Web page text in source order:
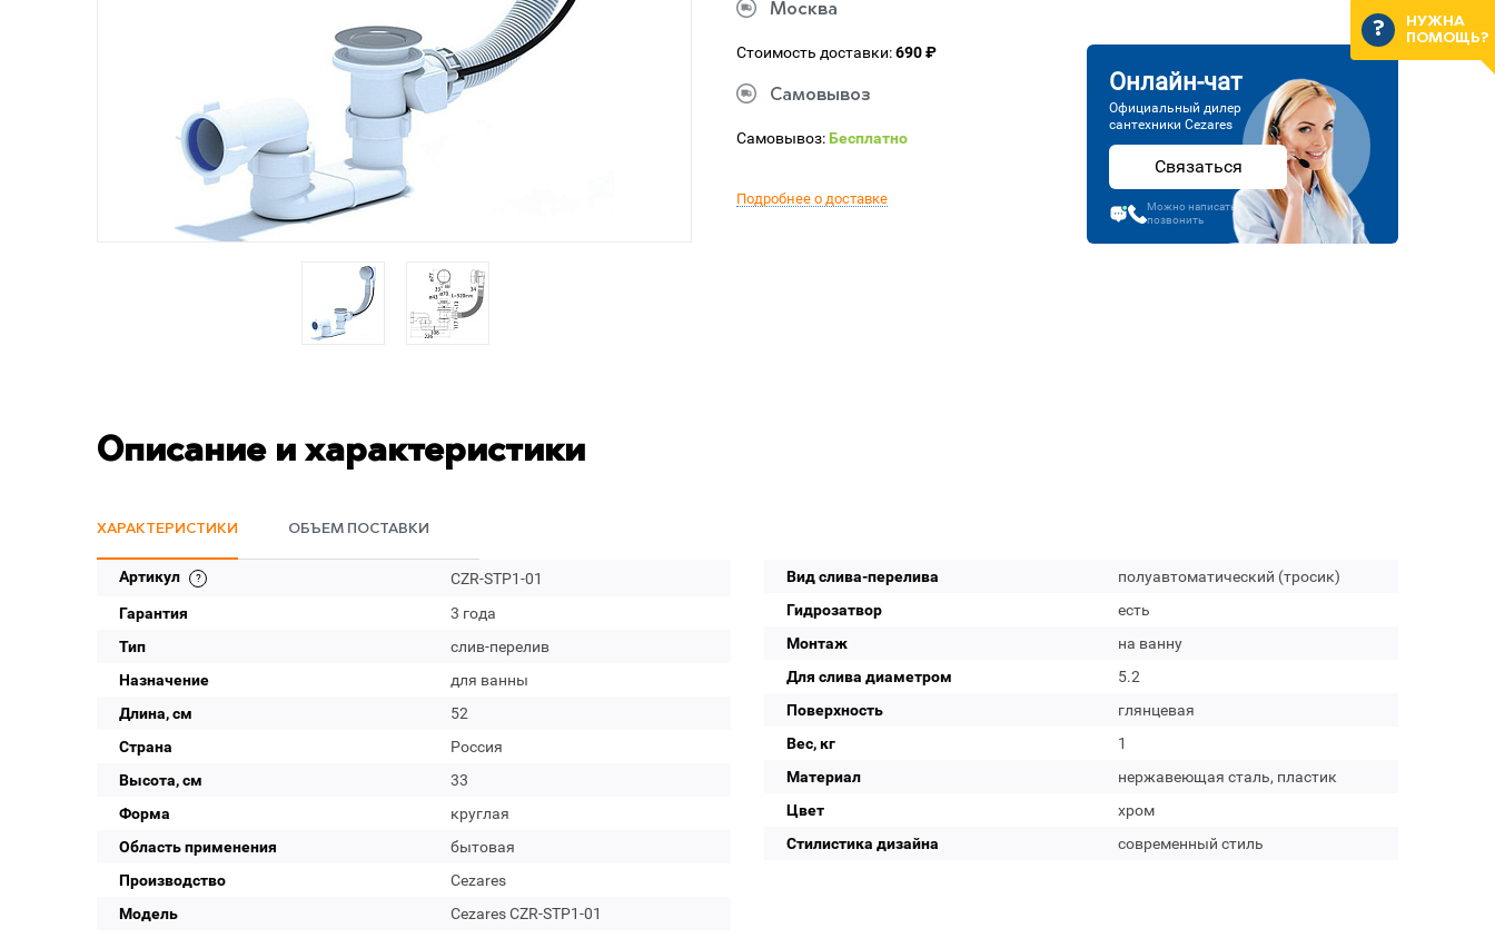
Москва
Стоимость доставки:690 ₽
Самовывоз
Самовывоз:Бесплатно
Подробнее о доставке
Онлайн-чат
Официальный дилер
сантехники Cezares
Связаться
Можно написать или
позвонить
Описание и характеристики
ХАРАКТЕРИСТИКИ ОБЪЕМ ПОСТАВКИ
Артикул
CZR-STP1-01
Гарантия
3 года
Тип
слив-перелив
Назначение
для ванны
Длина, см
52
Страна
Россия
Высота, см
33
Форма
круглая
Область применения
бытовая
Производство
Cezares
Модель
Cezares CZR-STP1-01
Вид слива-перелива
полуавтоматический (тросик)
Гидрозатвор
есть
Монтаж
на ванну
Для слива диаметром
5.2
Поверхность
глянцевая
Вес, кг
1
Материал
нержавеющая сталь, пластик
Цвет
хром
Стилистика дизайна
современный стиль
НУЖНА
ПОМОЩЬ?